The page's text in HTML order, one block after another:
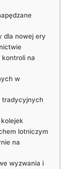
dla nowej ery
kontroli na
w
tradycyjnych
lotniczym
na
wyzwania i